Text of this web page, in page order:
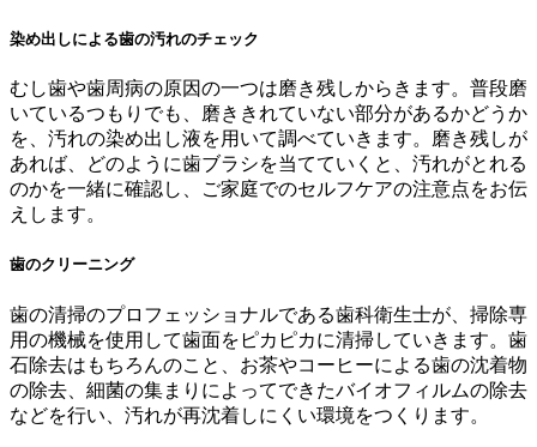
染め出しによる歯の汚れのチェック
むし歯や歯周病の原因の一つは磨き残しからきます。普段磨
いているつもりでも、磨ききれていない部分があるかどうか
を、汚れの染め出し液を用いて調べていきます。磨き残しが
あれば、どのように歯ブラシを当てていくと、汚れがとれる
のかを一緒に確認し、ご家庭でのセルフケアの注意点をお伝
えします。
歯のクリーニング
歯の清掃のプロフェッショナルである歯科衛生士が、掃除専
用の機械を使用して歯面をピカピカに清掃していきます。歯
石除去はもちろんのこと、お茶やコーヒーによる歯の沈着物
の除去、細菌の集まりによってできたバイオフィルムの除去
などを行い、汚れが再沈着しにくい環境をつくります。